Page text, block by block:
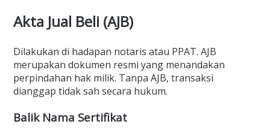
Akta Jual Beli (AJB)
Dilakukan di hadapan notaris atau PPAT. AJB
merupakan dokumen resmi yang menandakan
perpindahan hak milik. Tanpa AJB, transaksi
dianggap tidak sah secara hukum.
Balik Nama Sertifikat